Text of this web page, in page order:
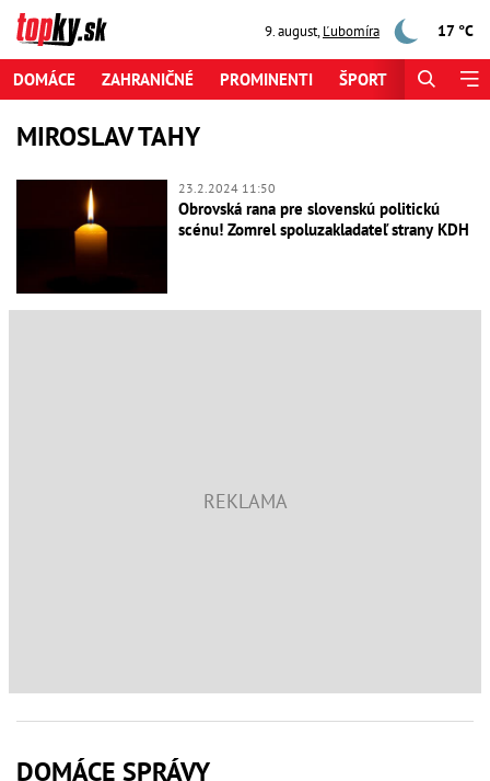
9. august,Ľubomíra 17 °C
DOMÁCE ZAHRANIČNÉ PROMINENTI ŠPORT
MIROSLAV TAHY
23.2.2024 11:50
Obrovská rana pre slovenskú politickú
scénu! Zomrel spoluzakladateľ strany KDH
DOMÁCE SPRÁVY